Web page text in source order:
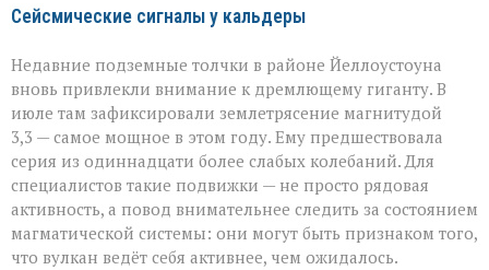
Сейсмические сигналы у кальдеры
Недавние подземные толчки в районе Йеллоустоуна
вновь привлекли внимание к дремлющему гиганту. В
июле там зафиксировали землетрясение магнитудой
3,3 — самое мощное в этом году. Ему предшествовала
серия из одиннадцати более слабых колебаний. Для
специалистов такие подвижки — не просто рядовая
активность, а повод внимательнее следить за состоянием
магматической системы: они могут быть признаком того,
что вулкан ведёт себя активнее, чем ожидалось.